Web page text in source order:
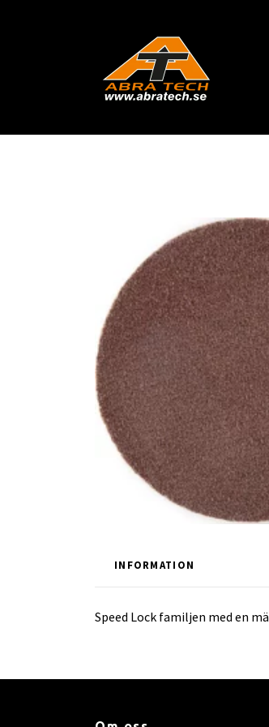
INFORMATION
Speed Lock familjen med en